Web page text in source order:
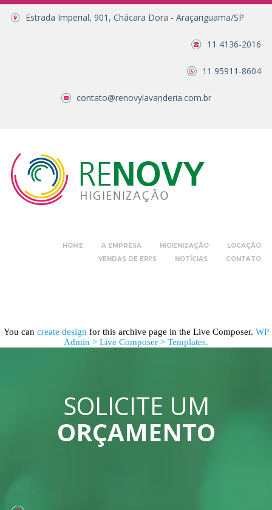
Estrada Imperial, 901, Chácara Dora - Araçariguama/SP
11 4136-2016
11 95911-8604
contato@renovylavanderia.com.br
HOME A EMPRESA HIGIENIZAÇÃO
LOCAÇÃO
VENDAS DE EPI’S
NOTÍCIAS CONTATO
You can create design for this archive page in the Live Composer. WP
Admin > Live Composer > Templates.
SOLICITE UM
ORÇAMENTO